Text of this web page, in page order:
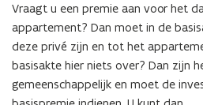
Vraagt u een premie aan voor het
appartement? Dan moet in de
deze privé zijn en tot het
basisakte hier niets over? Dan zijn
gemeenschappelijk en moet de